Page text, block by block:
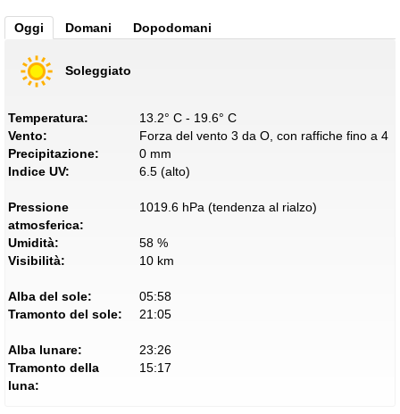
Oggi Domani Dopodomani
Soleggiato
Temperatura:
13.2° C - 19.6° C
Vento:
Forza del vento 3 da O, con raffiche fino a 4
Precipitazione:
0 mm
Indice UV:
6.5 (alto)
Pressione
atmosferica:
1019.6 hPa (tendenza al rialzo)
Umidità:
58 %
Visibilità:
10 km
Alba del sole:
05:58
Tramonto del sole:
21:05
Alba lunare:
23:26
Tramonto della
luna:
15:17